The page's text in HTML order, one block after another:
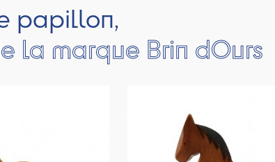
papillon,
la marque Brin dOurs